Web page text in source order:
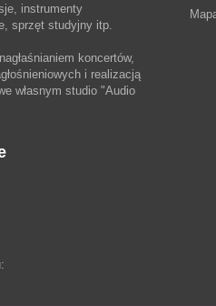
instrumenty
sprzęt studyjny itp.
koncertów,
i realizacją
własnym studio "Audio